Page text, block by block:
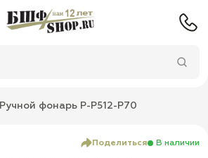
Ручной фонарь P-P512-P70
Поделиться В наличии